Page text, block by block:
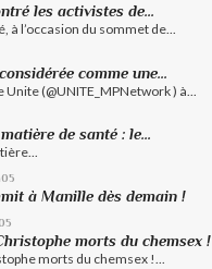
les activistes de...
l’occasion du sommet de...
comme une...
(@UNITE_MPNetwork ) à...
de santé : le...
à Manille dès demain !
morts du chemsex !
morts du chemsex !...